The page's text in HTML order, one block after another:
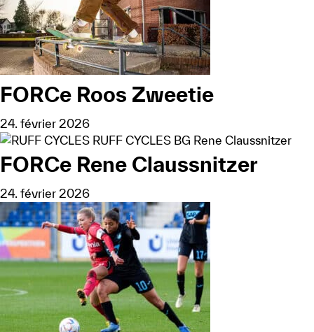
FORCe Roos Zweetie
24. février 2026
FORCe Rene Claussnitzer
24. février 2026